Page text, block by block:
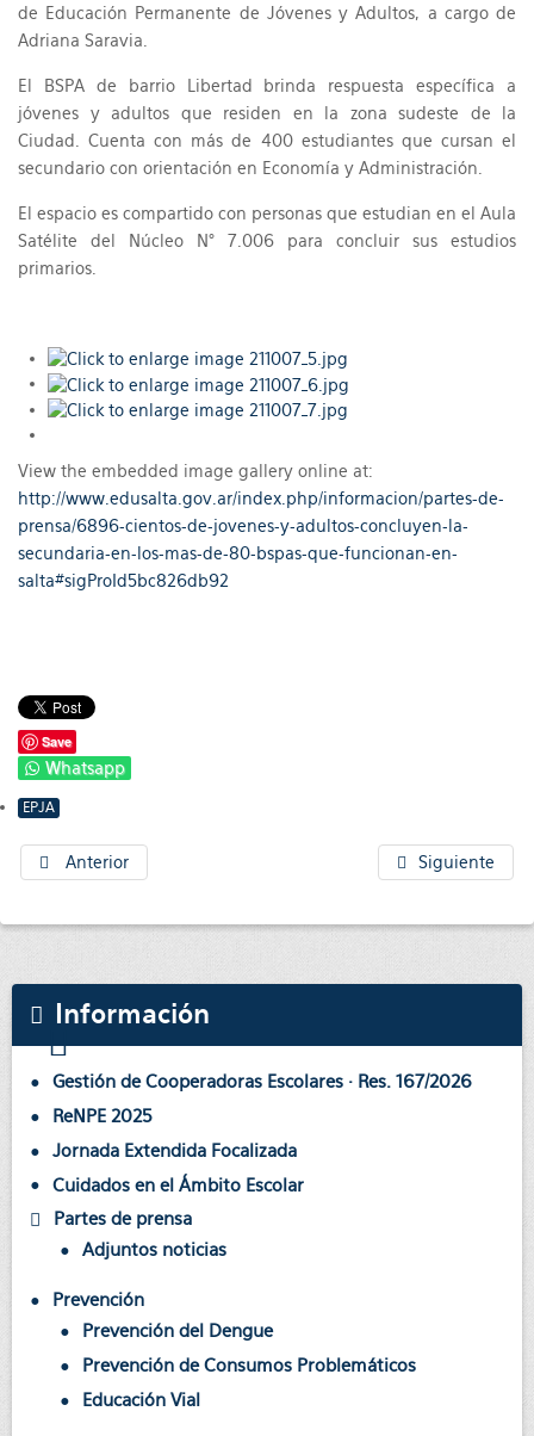
de Educación Permanente de Jóvenes y Adultos, a cargo de
Adriana Saravia.
El BSPA de barrio Libertad brinda respuesta específica a
jóvenes y adultos que residen en la zona sudeste de la
Ciudad. Cuenta con más de 400 estudiantes que cursan el
secundario con orientación en Economía y Administración.
El espacio es compartido con personas que estudian en el Aula
Satélite del Núcleo N° 7.006 para concluir sus estudios
primarios.
View the embedded image gallery online at:
http://www.edusalta.gov.ar/index.php/informacion/partes-de-
prensa/6896-cientos-de-jovenes-y-adultos-concluyen-la-
secundaria-en-los-mas-de-80-bspas-que-funcionan-en-
salta#sigProId5bc826db92
Save
Whatsapp
EPJA
Anterior Siguiente
Información
Gestión de Cooperadoras Escolares · Res. 167/2026
ReNPE 2025
Jornada Extendida Focalizada
Cuidados en el Ámbito Escolar
Partes de prensa
Adjuntos noticias
Prevención
Prevención del Dengue
Prevención de Consumos Problemáticos
Educación Vial